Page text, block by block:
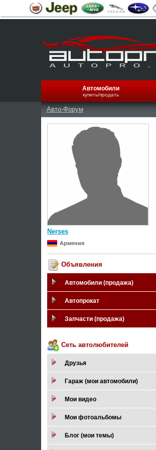
Автомобили
купить/продать
Авто-Форум
Nerses
Армения
Объявления
Автомобили (продажа)
Автопрокат
Запчасти (продажа)
Сеть автолюбителей
Друзья
Гараж (мои автомобили)
Мои видео
Мои фотоальбомы
Блог (мои темы)